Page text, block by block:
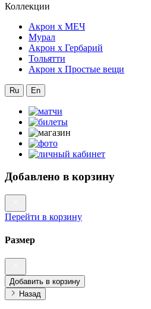
Коллекции
Акрон x МЕЧ
Мурал
Акрон x Гербарий
Тольятти
Акрон x Простые вещи
Ru En
Добавлено в корзину
Перейти в корзину
Размер
Добавить в корзину
Назад